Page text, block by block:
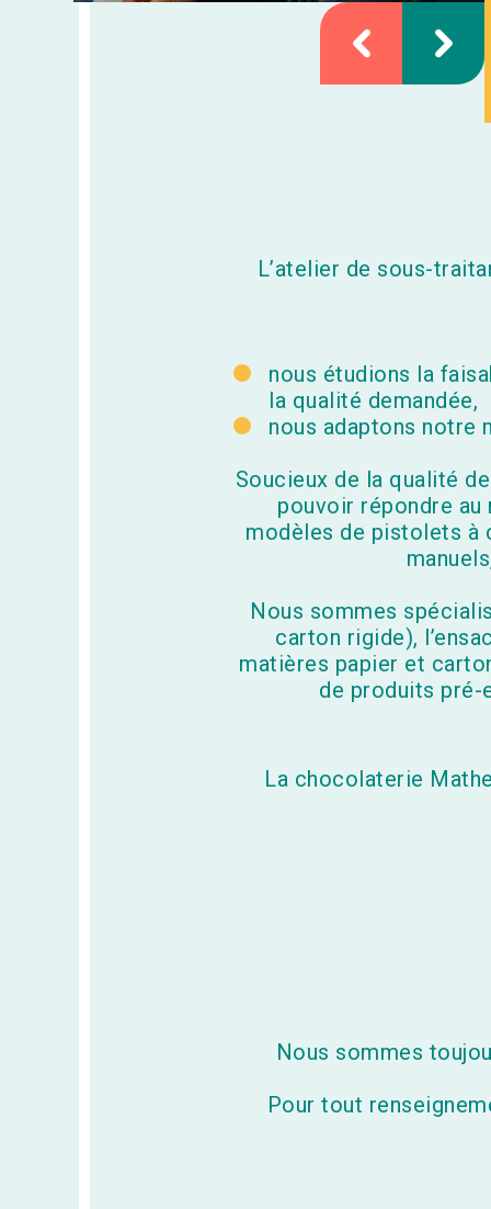
propose des activités de
L’atelier de sous-
nous étudions la
la qualité demandée,
nous adaptons notre
Soucieux de la qualité
pouvoir répondre au
modèles de pistolets à
Nous sommes
carton rigide),
matières papier et
de produits pré-
La chocolaterie
Nous sommes
Pour tout